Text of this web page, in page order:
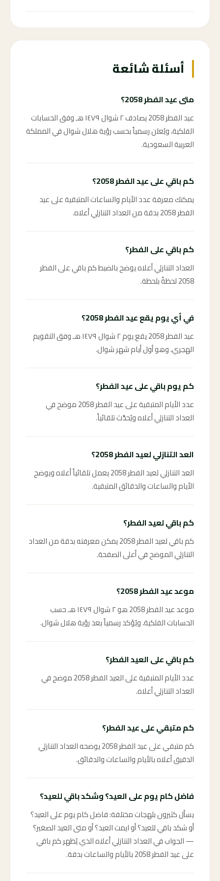
أسئلة شائعة
متى عيد الفطر 2058؟
عيد الفطر 2058 يصادف ٢ شوال ١٤٧٩ هـ وفق الحسابات
الفلكية، ويُعلن رسمياً بحسب رؤية هلال شوال في المملكة
العربية السعودية.
كم باقي على عيد الفطر 2058؟
يمكنك معرفة عدد الأيام والساعات المتبقية على عيد
الفطر 2058 بدقة من العداد التنازلي أعلاه.
كم باقي على الفطر؟
العداد التنازلي أعلاه يوضح بالضبط كم باقي على الفطر
2058 لحظةً بلحظة.
في أي يوم يقع عيد الفطر 2058؟
عيد الفطر 2058 يقع يوم ٢ شوال ١٤٧٩ هـ وفق التقويم
الهجري، وهو أول أيام شهر شوال.
كم يوم باقي على عيد الفطر؟
عدد الأيام المتبقية على عيد الفطر 2058 موضح في
العداد التنازلي أعلاه ويُحدَّث تلقائياً.
العد التنازلي لعيد الفطر 2058؟
العد التنازلي لعيد الفطر 2058 يعمل تلقائياً أعلاه ويوضح
الأيام والساعات والدقائق المتبقية.
كم باقي لعيد الفطر؟
كم باقي لعيد الفطر 2058 يمكن معرفته بدقة من العداد
التنازلي الموضح في أعلى الصفحة.
موعد عيد الفطر 2058؟
موعد عيد الفطر 2058 هو ٢ شوال ١٤٧٩ هـ حسب
الحسابات الفلكية، ويُؤكد رسمياً بعد رؤية هلال شوال.
كم باقي على العيد الفطر؟
عدد الأيام المتبقية على العيد الفطر 2058 موضح في
العداد التنازلي أعلاه.
كم متبقي على عيد الفطر؟
كم متبقي على عيد الفطر 2058 يوضحه العداد التنازلي
الدقيق أعلاه بالأيام والساعات والدقائق.
فاضل كام يوم على العيد؟ وشكد باقي للعيد؟
يسأل كثيرون بلهجات مختلفة: فاضل كام يوم على العيد؟
أو شكد باقي للعيد؟ أو ايمت العيد؟ أو متى العيد الصغير؟
— الجواب في العداد التنازلي أعلاه الذي يُظهر كم باقي
على عيد الفطر 2058 بالأيام والساعات بدقة.